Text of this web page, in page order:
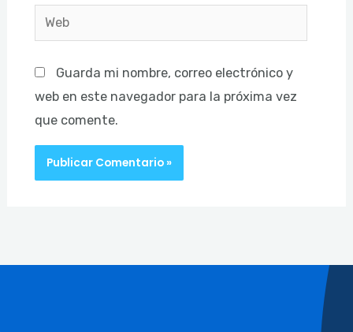
Web
Guarda mi nombre, correo electrónico y
web en este navegador para la próxima vez
que comente.